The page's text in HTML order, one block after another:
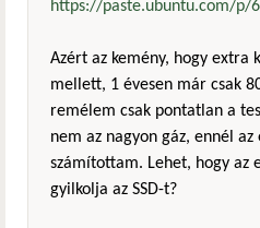
https://paste.ubuntu.com/p/
Azért az kemény, hogy extra
mellett, 1 évesen már csak
remélem csak pontatlan a
nem az nagyon gáz, ennél
számítottam. Lehet, hogy az
gyilkolja az SSD-t?